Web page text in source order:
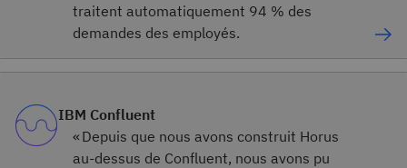
traitent automatiquement 94 % des
demandes des employés.
IBM Confluent
« Depuis que nous avons construit Horus
au‑dessus de Confluent, nous avons pu